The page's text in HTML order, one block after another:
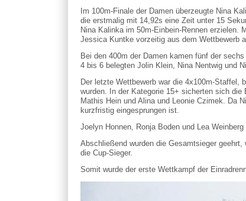
Im 100m-Finale der Damen überzeugte Nina
die erstmalig mit 14,92s eine Zeit unter 15
Nina Kalinka im 50m-Einbein-Rennen
Jessica Kuntke vorzeitig aus dem Wettbewerb
Bei den 400m der Damen kamen fünf der
4 bis 6 belegten Jolin Klein, Nina Nentwig und
Der letzte Wettbewerb war die 4x100m-Staffel,
wurden. In der Kategorie 15+ sicherten sich
Mathis Hein und Alina und Leonie Czimek. Da
kurzfristig eingesprungen ist.
Joelyn Honnen, Ronja Boden und Lea
Abschließend wurden die Gesamtsieger
die Cup-Sieger.
Somit wurde der erste Wettkampf der